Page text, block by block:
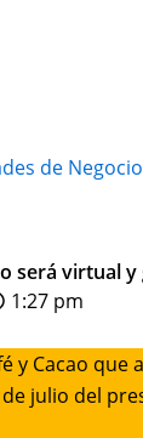
de
será virtual
1:27 pm
y Cacao
julio del